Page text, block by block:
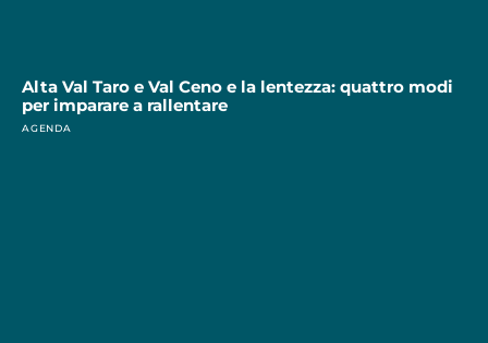
Alta Val Taro e Val Ceno e la lentezza: quattro modi
per imparare a rallentare
AGENDA